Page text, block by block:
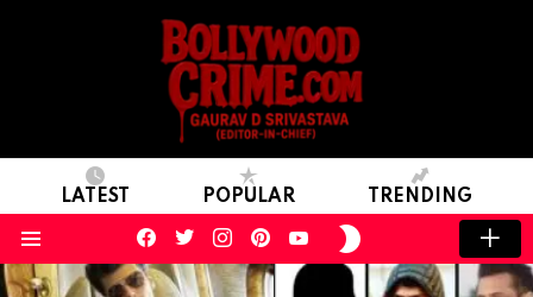
LATEST POPULAR TRENDING
facebooktwitterinstagram youtube
LATEST